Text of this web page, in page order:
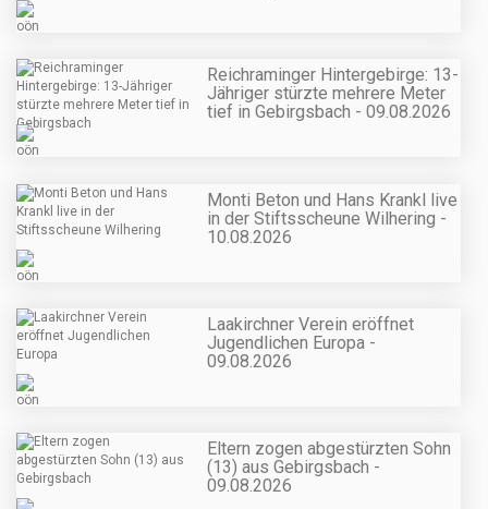
Reichraminger Hintergebirge: 13-
Jähriger stürzte mehrere Meter
tief in Gebirgsbach - 09.08.2026
Monti Beton und Hans Krankl live
in der Stiftsscheune Wilhering -
10.08.2026
Laakirchner Verein eröffnet
Jugendlichen Europa -
09.08.2026
Eltern zogen abgestürzten Sohn
(13) aus Gebirgsbach -
09.08.2026